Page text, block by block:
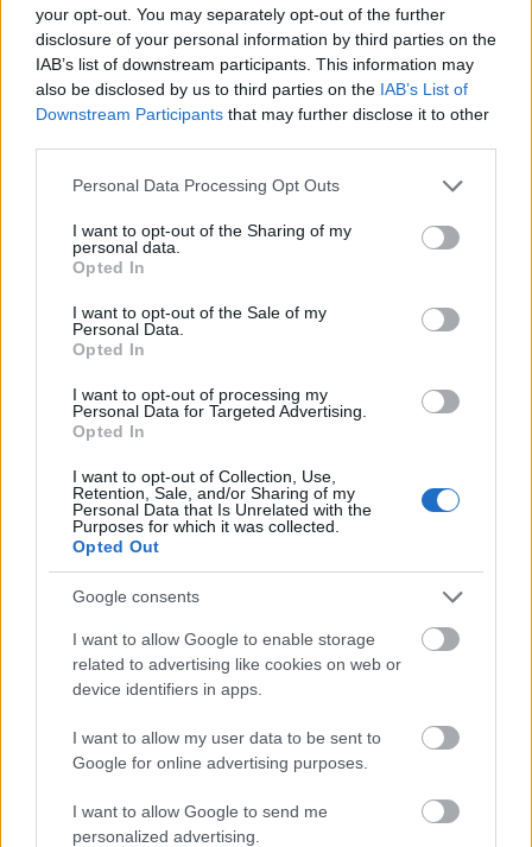
your opt-out. You may separately opt-out of the further
disclosure of your personal information by third parties on the
IAB’s list of downstream participants. This information may
also be disclosed by us to third parties on the IAB’s List of
Downstream Participants that may further disclose it to other
Please note that this website/app uses one or more Google
not limited to your visit or usage behaviour. You may click to
grant or deny consent to Google and its third-party tags to
use your data for below specified purposes in below Google
consent section.
Personal Data Processing Opt Outs
I want to opt-out of the Sharing of my
personal data.
Opted In
I want to opt-out of the Sale of my
Personal Data.
Opted In
I want to opt-out of processing my
Personal Data for Targeted Advertising.
Opted In
I want to opt-out of Collection, Use,
Retention, Sale, and/or Sharing of my
Personal Data that Is Unrelated with the
Purposes for which it was collected.
Opted Out
Google consents
I want to allow Google to enable storage
related to advertising like cookies on web or
device identifiers in apps.
I want to allow my user data to be sent to
Google for online advertising purposes.
I want to allow Google to send me
personalized advertising.
Gyerekszereplőket keres a Móricz
Zsigmond Színház
szinhazhu•2016. december 09.
A nyíregyházi teátrum 8 és 11 év körüli eleven fiúk
Elhunyt Jászai László színművész
szinhaz szerk.•2016. december 09.
Életének 82. évében elhunyt id. Jászai László Jászai
Mari-díjas színész, érdemes művész, a Magyar
színművész.